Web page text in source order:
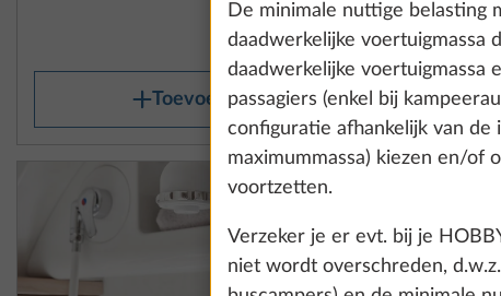
10,0 kg
€ 390
Toevoegen
De minimale nuttige belasting
daadwerkelijke voertuigmassa
daadwerkelijke voertuigmassa
passagiers (enkel bij
configuratie afhankelijk van de
maximummassa) kiezen en/of
voortzetten.
Verzeker je er evt. bij je
niet wordt overschreden,